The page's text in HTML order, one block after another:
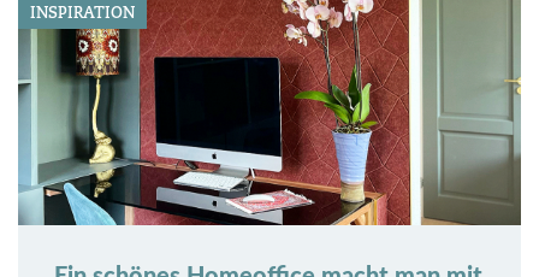
INSPIRATION